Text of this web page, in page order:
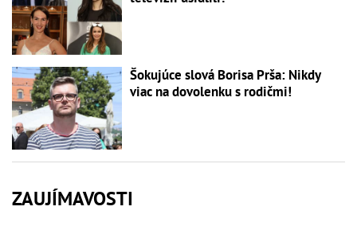
Šokujúce slová Borisa Prša: Nikdy
viac na dovolenku s rodičmi!
ZAUJÍMAVOSTI